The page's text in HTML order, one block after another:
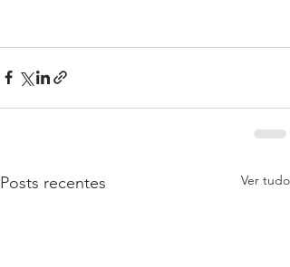
Posts recentes Ver tudo